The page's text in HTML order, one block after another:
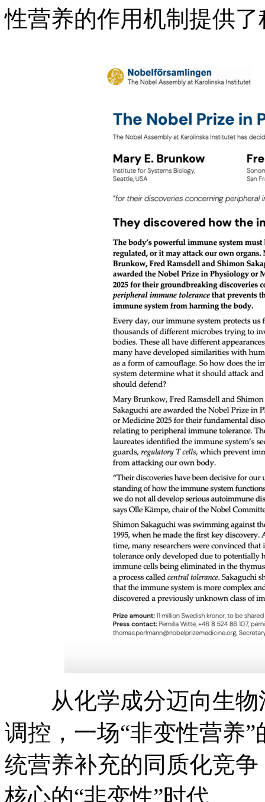
性营养的作用机制提供
从化学成分迈向生物
调控，一场“非变性营养
统营养补充的同质化竞
核心的“非变性”时代。